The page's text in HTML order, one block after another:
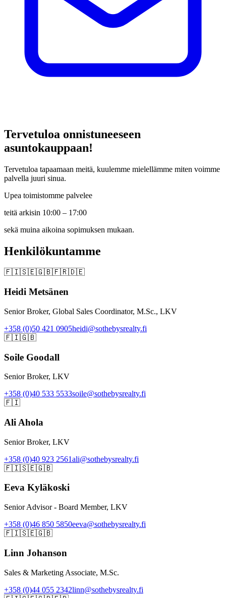
Tervetuloa onnistuneeseen
asuntokauppaan!
Tervetuloa tapaamaan meitä, kuulemme mielellämme miten voimme
palvella juuri sinua.
Upea toimistomme palvelee
teitä arkisin 10:00 – 17:00
sekä muina aikoina sopimuksen mukaan.
Henkilökuntamme
🇫🇮🇸🇪🇬🇧🇫🇷🇩🇪
Heidi Metsänen
Senior Broker, Global Sales Coordinator, M.Sc., LKV
+358 (0)50 421 0905heidi@sothebysrealty.fi
🇫🇮🇬🇧
Soile Goodall
Senior Broker, LKV
+358 (0)40 533 5533soile@sothebysrealty.fi
🇫🇮
Ali Ahola
Senior Broker, LKV
+358 (0)40 923 2561ali@sothebysrealty.fi
🇫🇮🇸🇪🇬🇧
Eeva Kyläkoski
Senior Advisor - Board Member, LKV
+358 (0)46 850 5850eeva@sothebysrealty.fi
🇫🇮🇸🇪🇬🇧
Linn Johanson
Sales & Marketing Associate, M.Sc.
+358 (0)44 055 2342linn@sothebysrealty.fi